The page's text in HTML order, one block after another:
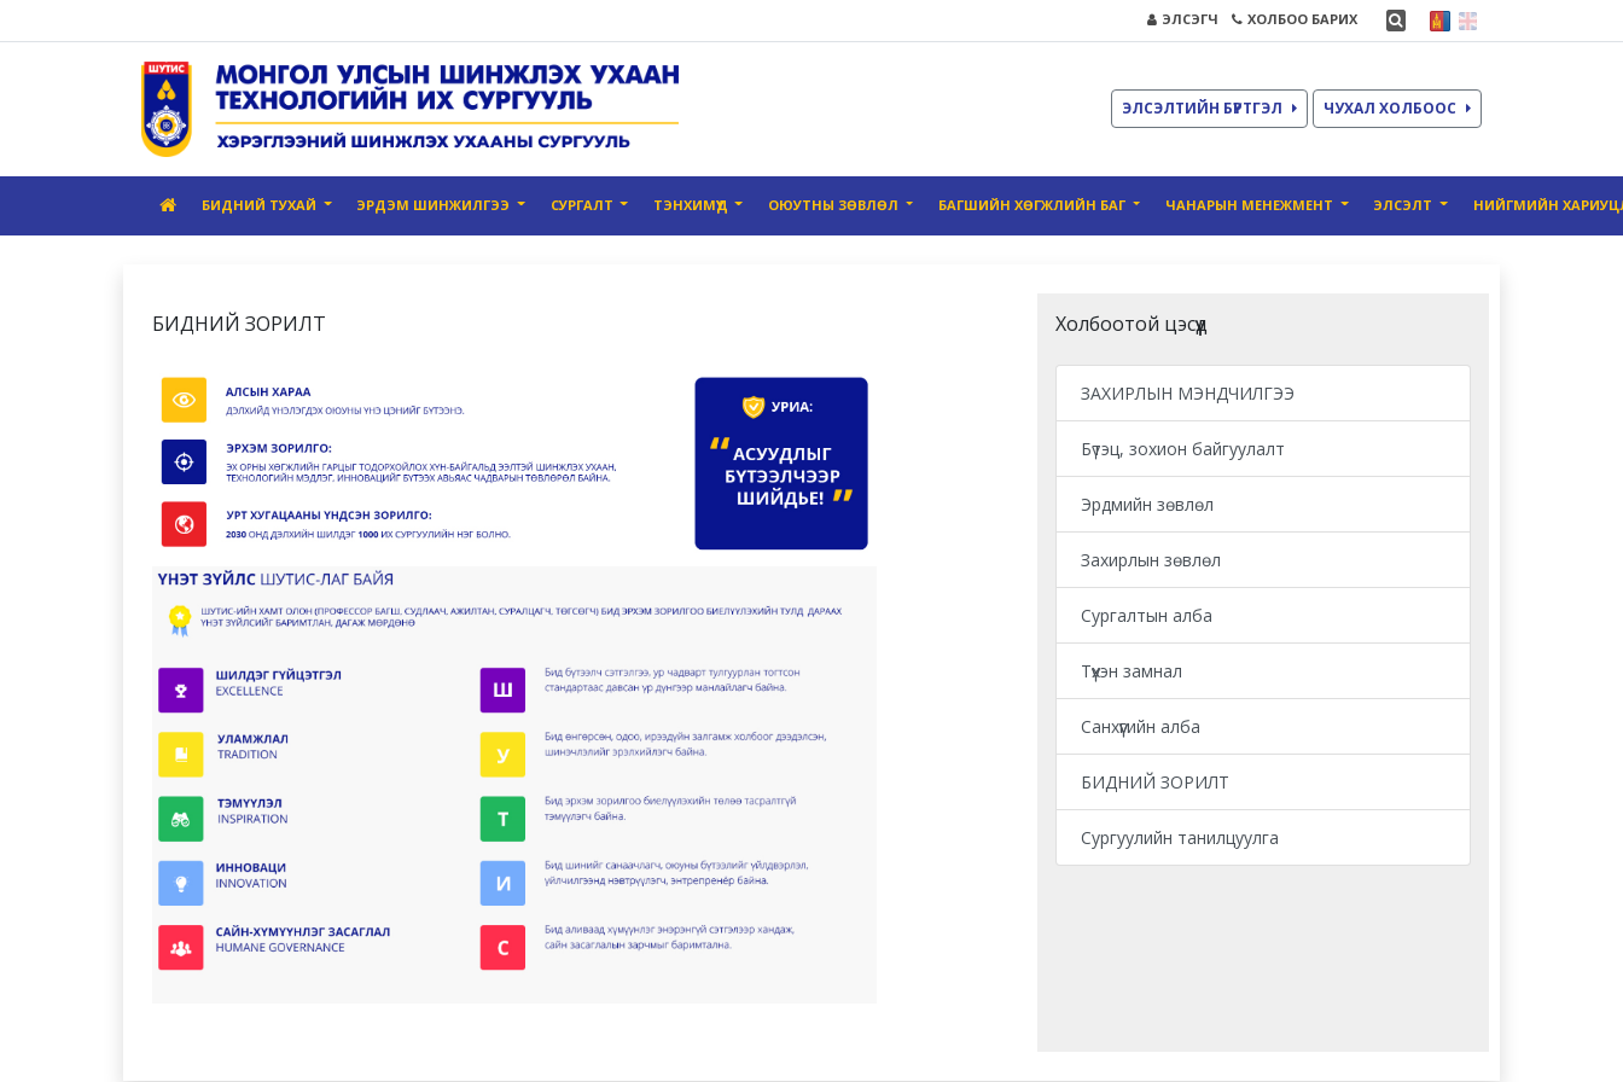
ЭЛСЭГЧ ХОЛБОО БАРИХ
ЭЛСЭЛТИЙН БҮРТГЭЛ ЧУХАЛ ХОЛБООС
БИДНИЙ ТУХАЙ ЭРДЭМ ШИНЖИЛГЭЭ СУРГАЛТ ТЭНХИМҮҮД ОЮУТНЫ ЗӨВЛӨЛ БАГШИЙН ХӨГЖЛИЙН БАГ ЧАНАРЫН MЕНЕЖМЕНТ ЭЛСЭЛТ НИЙГМИЙН
БИДНИЙ ЗОРИЛТ Холбоотой цэсүүд
ЗАХИРЛЫН МЭНДЧИЛГЭЭ
Бүтэц, зохион байгуулалт
Эрдмийн зөвлөл
Захирлын зөвлөл
Сургалтын алба
Түүхэн замнал
Санхүүгийн алба
БИДНИЙ ЗОРИЛТ
Сургуулийн танилцуулга